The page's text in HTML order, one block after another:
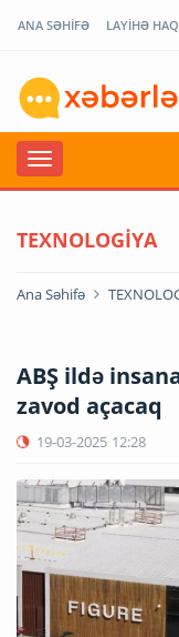
ANA SƏHİFƏ LAYİHƏ
TEXNOLOGİYA
Ana Səhifə
ABŞ ildə
zavod açacaq
19-03-2025 12:28